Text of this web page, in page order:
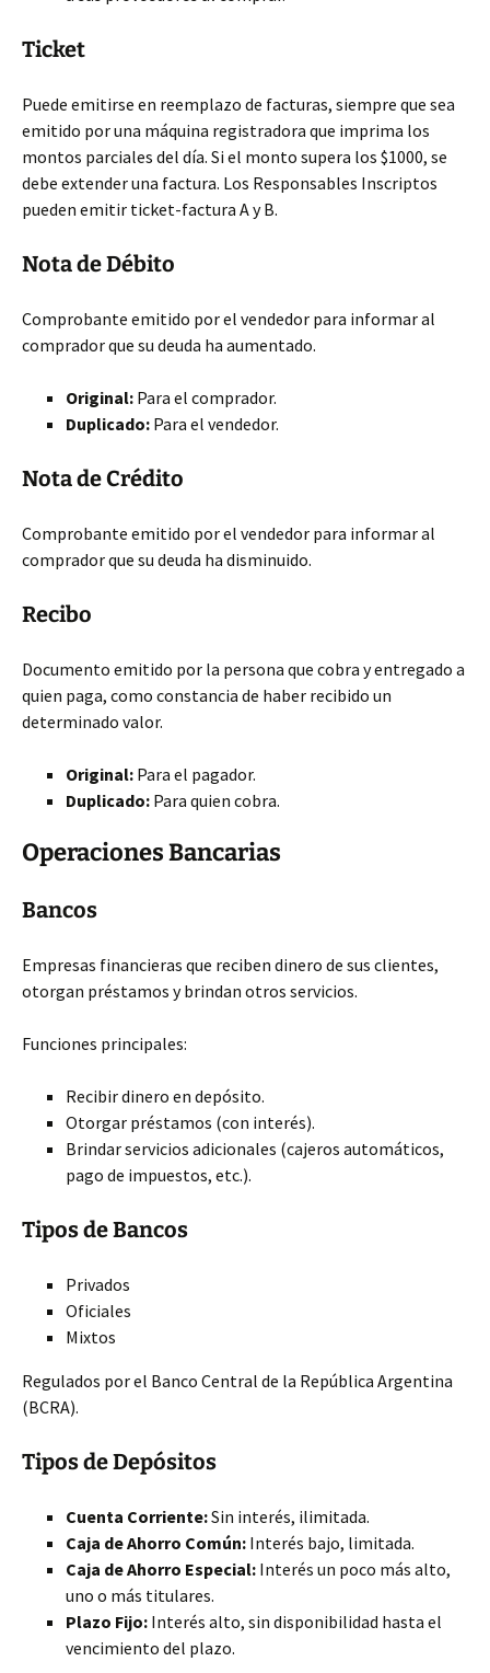
Ticket
Puede emitirse en reemplazo de facturas, siempre que sea
emitido por una máquina registradora que imprima los
montos parciales del día. Si el monto supera los $1000, se
debe extender una factura. Los Responsables Inscriptos
pueden emitir ticket-factura A y B.
Nota de Débito
Comprobante emitido por el vendedor para informar al
comprador que su deuda ha aumentado.
Original: Para el comprador.
Duplicado: Para el vendedor.
Nota de Crédito
Comprobante emitido por el vendedor para informar al
comprador que su deuda ha disminuido.
Recibo
Documento emitido por la persona que cobra y entregado a
quien paga, como constancia de haber recibido un
determinado valor.
Original: Para el pagador.
Duplicado: Para quien cobra.
Operaciones Bancarias
Bancos
Empresas financieras que reciben dinero de sus clientes,
otorgan préstamos y brindan otros servicios.
Funciones principales:
Recibir dinero en depósito.
Otorgar préstamos (con interés).
Brindar servicios adicionales (cajeros automáticos,
pago de impuestos, etc.).
Tipos de Bancos
Privados
Oficiales
Mixtos
Regulados por el Banco Central de la República Argentina
(BCRA).
Tipos de Depósitos
Cuenta Corriente:Sin interés, ilimitada.
Caja de Ahorro Común: Interés bajo, limitada.
Caja de Ahorro Especial: Interés un poco más alto,
uno o más titulares.
Plazo Fijo: Interés alto, sin disponibilidad hasta el
vencimiento del plazo.